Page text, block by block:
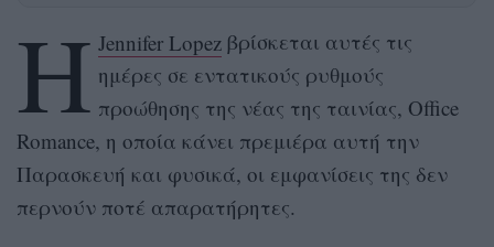
Η Jennifer Lopezβρίσκεται αυτές τις
ημέρες σε εντατικούς ρυθμούς
προώθησης της νέας της ταινίας, Office
Romance, η οποία κάνει πρεμιέρα αυτή την
Παρασκευή και φυσικά, οι εμφανίσεις της δεν
περνούν ποτέ απαρατήρητες.